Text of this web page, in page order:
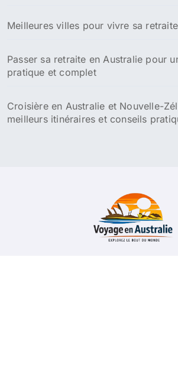
Meilleures villes pour vivre sa
Passer sa retraite en Australie pour
pratique et complet
Croisière en Australie et Nouvelle-
meilleurs itinéraires et conseils